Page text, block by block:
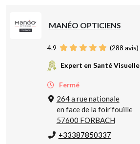
MANÉO OPTICIENS
4.9 (288 avis)
Expert en Santé Visuelle
Fermé
264 a rue nationale
en face de la foir'fouille
57600 FORBACH
+33387850337